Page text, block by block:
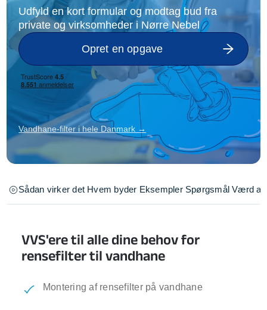
Udfyld en kort formular og modtag bud fra
private og virksomheder i Nørre Nebel
Opret en opgave
Vandhane-filter i hele Danmark →
Sådan virker det Hvem byder Eksempler Spørgsmål Værd at
VVS'ere til alle dine behov for
rensefilter til vandhane
Montering af rensefilter på vandhane